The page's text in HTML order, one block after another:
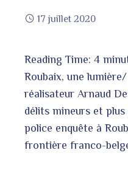
17 juillet 2020
Reading Time: 4
Roubaix, une
réalisateur Arnaud
délits mineurs et plus
police enquête à
frontière franco-